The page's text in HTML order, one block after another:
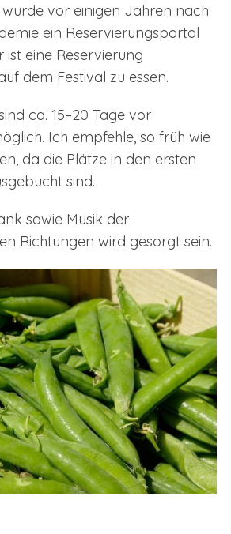
vor einigen Jahren nach
ein Reservierungsportal
ist eine Reservierung
dem Festival zu essen.
ca. 15–20 Tage vor
Ich empfehle, so früh wie
da die Plätze in den ersten
sind.
sowie Musik der
Richtungen wird gesorgt sein.